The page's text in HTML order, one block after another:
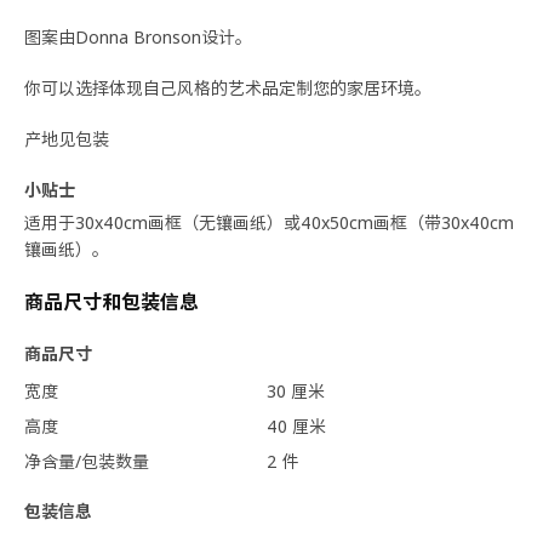
图案由Donna Bronson设计。
你可以选择体现自己风格的艺术品定制您的家居环境。
产地见包装
小贴士
适用于30x40cm画框（无镶画纸）或40x50cm画框（带30x40cm
镶画纸）。
商品尺寸和包装信息
商品尺寸
宽度
30 厘米
高度
40 厘米
净含量/包装数量
2 件
包装信息